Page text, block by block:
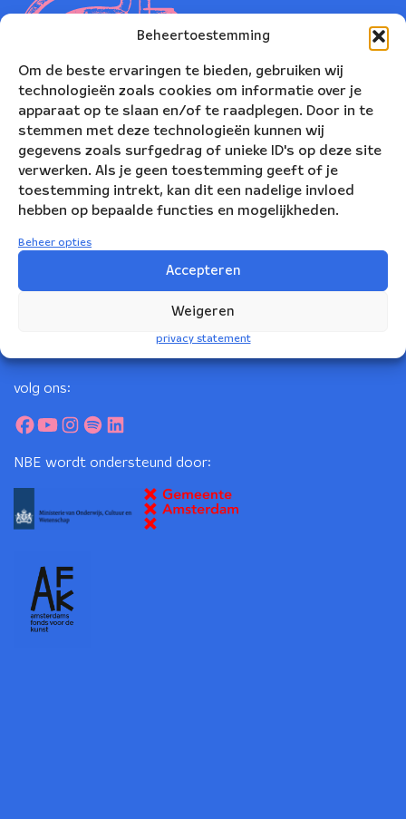
Beheertoestemming
Om de beste ervaringen te bieden, gebruiken wij
technologieën zoals cookies om informatie over je
apparaat op te slaan en/of te raadplegen. Door in te
stemmen met deze technologieën kunnen wij
gegevens zoals surfgedrag of unieke ID's op deze site
verwerken. Als je geen toestemming geeft of je
toestemming intrekt, kan dit een nadelige invloed
hebben op bepaalde functies en mogelijkheden.
Beheer opties
Accepteren
Weigeren
privacy statement
Nederlands Blazers Ensemble
Korte Leidsedwarsstraat 12
volg ons:
NBE wordt ondersteund door: